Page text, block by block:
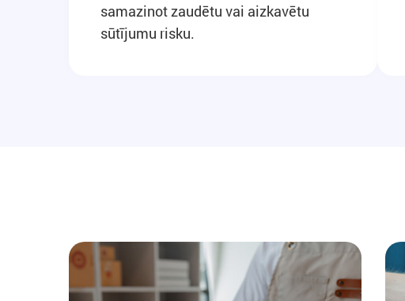
samazinot zaudētu vai aizkavētu
sūtījumu risku.